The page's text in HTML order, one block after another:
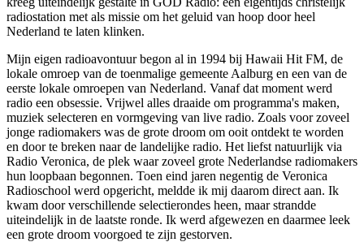
radiostation met als missie om het geluid van hoop door heel
Nederland te laten klinken.
Mijn eigen radioavontuur begon al in 1994 bij Hawaii Hit FM, de
lokale omroep van de toenmalige gemeente Aalburg en een van de
eerste lokale omroepen van Nederland. Vanaf dat moment werd
radio een obsessie. Vrijwel alles draaide om programma's maken,
muziek selecteren en vormgeving van live radio. Zoals voor zoveel
jonge radiomakers was de grote droom om ooit ontdekt te worden
en door te breken naar de landelijke radio. Het liefst natuurlijk via
Radio Veronica, de plek waar zoveel grote Nederlandse radiomakers
hun loopbaan begonnen. Toen eind jaren negentig de Veronica
Radioschool werd opgericht, meldde ik mij daarom direct aan. Ik
kwam door verschillende selectierondes heen, maar strandde
uiteindelijk in de laatste ronde. Ik werd afgewezen en daarmee leek
een grote droom voorgoed te zijn gestorven.